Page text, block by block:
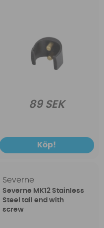
89 SEK
Köp!
Severne
Severne MK12 Stainless
Steel tail end with
screw